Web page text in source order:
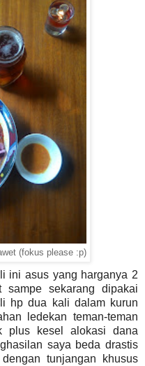
(fokus please :p)
ini asus yang harganya 2
sekarang dipakai
hp dua kali dalam kurun
ledekan teman-teman
plus kesel alokasi dana
saya beda drastis
tunjangan khusus